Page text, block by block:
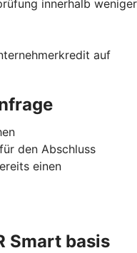
innerhalb weniger
auf
den Abschluss
einen
Smart basis